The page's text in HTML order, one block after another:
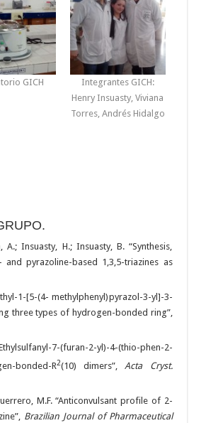
GICH
Integrantes GICH:
Henry Insuasty, Viviana
Torres, Andrés Hidalgo
Insuasty, H.; Insuasty, B. “Synthesis,
pyrazoline-based 1,3,5-triazines as
1-[5-(4- methylphenyl)pyrazol-3-yl]-3-
three types of hydrogen-bonded ring”,
7-(furan-2-yl)-4-(thio-phen-2-
bonded-R2(10) dimers”,Acta Cryst.
M.F. “Anticonvulsant profile of 2-
Brazilian Journal of Pharmaceutical